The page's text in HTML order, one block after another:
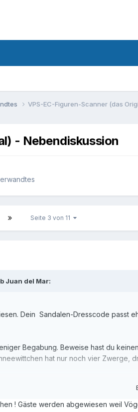
VPS-EC-Figuren-Scanner (das
- Nebendiskussion
Seite 3 von 11
Juan del Mar:
Dein Sandalen-Dresscode passt
Begabung. Beweise hast du
hat nur noch vier Zwerge,
! Gäste werden abgewiesen weil